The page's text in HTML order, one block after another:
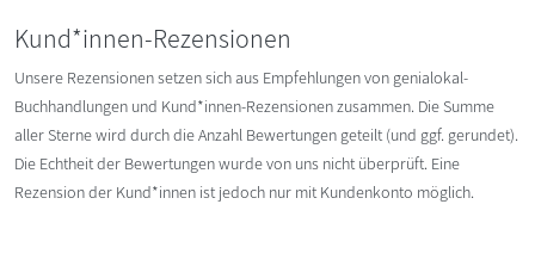
Kund*innen-Rezensionen
Unsere Rezensionen setzen sich aus Empfehlungen von genialokal-
Buchhandlungen und Kund*innen-Rezensionen zusammen. Die Summe
aller Sterne wird durch die Anzahl Bewertungen geteilt (und ggf. gerundet).
Die Echtheit der Bewertungen wurde von uns nicht überprüft. Eine
Rezension der Kund*innen ist jedoch nur mit Kundenkonto möglich.